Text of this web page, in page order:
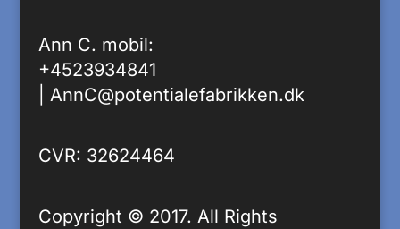
Ann C. mobil:
+4523934841
AnnC@potentialefabrikken.dk
CVR: 32624464
Copyright © 2017. All Rights